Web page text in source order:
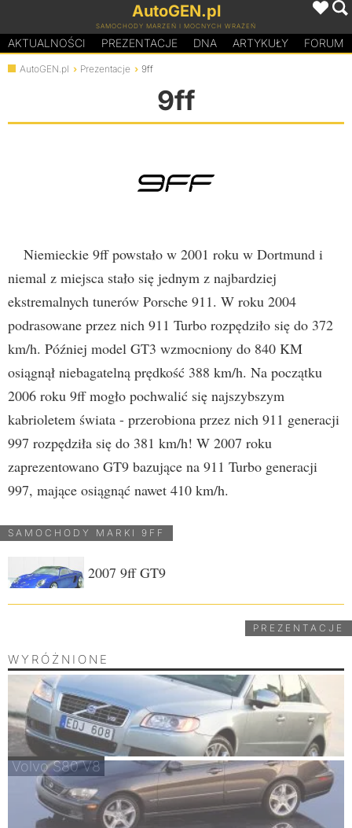
AutoGEN.pl
SAMOCHODY MARZEŃ I MOCNYCH WRAŻEŃ
AKTUALNOŚCI PREZENTACJE DNA ARTYKUŁY FORUM
AutoGEN.pl Prezentacje 9ff
9ff
Niemieckie 9ff powstało w 2001 roku w Dortmund i
niemal z miejsca stało się jednym z najbardziej
ekstremalnych tunerów Porsche 911. W roku 2004
podrasowane przez nich 911 Turbo rozpędziło się do 372
km/h. Później model GT3 wzmocniony do 840 KM
osiągnął niebagatelną prędkość 388 km/h. Na początku
2006 roku 9ff mogło pochwalić się najszybszym
kabrioletem świata - przerobiona przez nich 911 generacji
997 rozpędziła się do 381 km/h! W 2007 roku
zaprezentowano GT9 bazujące na 911 Turbo generacji
997, mające osiągnąć nawet 410 km/h.
SAMOCHODY MARKI 9FF
20079ff GT9
PREZENTACJE
WYRÓŻNIONE
Volvo S80 V8